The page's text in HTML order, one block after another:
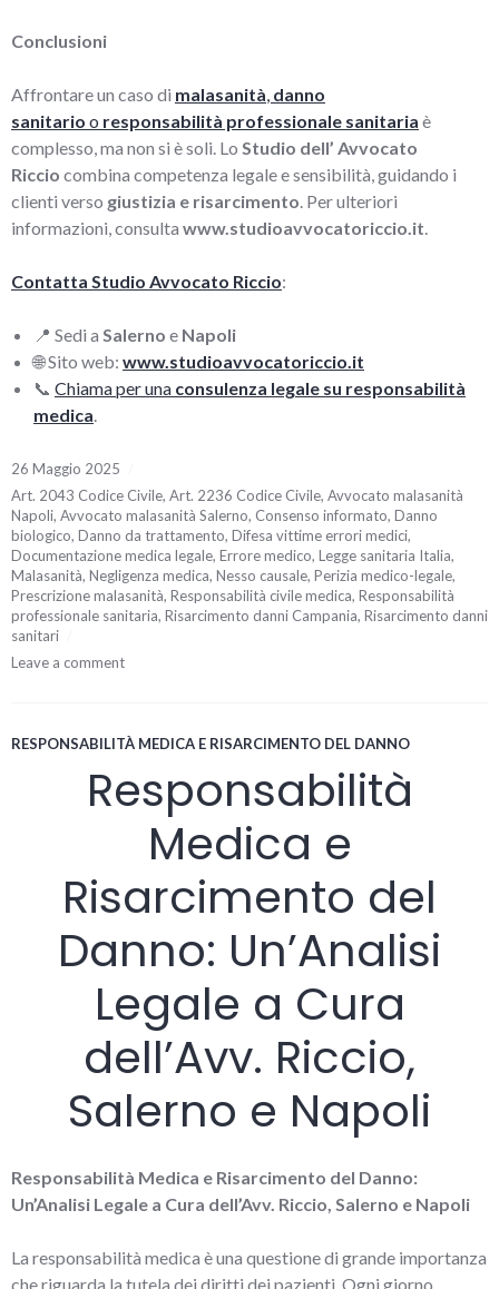
Conclusioni
Affrontare un caso di malasanità, danno
sanitario o responsabilità professionale sanitaria è
complesso, ma non si è soli. Lo Studio dell’ Avvocato
Riccio combina competenza legale e sensibilità, guidando i
clienti verso giustizia e risarcimento. Per ulteriori
informazioni, consulta www.studioavvocatoriccio.it.
Contatta Studio Avvocato Riccio:
📍 Sedi a Salerno e Napoli
🌐 Sito web: www.studioavvocatoriccio.it
📞 Chiama per una consulenza legale su responsabilità
medica.
26 Maggio 2025
Art. 2043 Codice Civile, Art. 2236 Codice Civile, Avvocato malasanità
Napoli, Avvocato malasanità Salerno, Consenso informato, Danno
biologico, Danno da trattamento, Difesa vittime errori medici,
Documentazione medica legale, Errore medico, Legge sanitaria Italia,
Malasanità, Negligenza medica, Nesso causale, Perizia medico-legale,
Prescrizione malasanità, Responsabilità civile medica, Responsabilità
professionale sanitaria, Risarcimento danni Campania, Risarcimento danni
sanitari
Leave a comment
RESPONSABILITÀ MEDICA E RISARCIMENTO DEL DANNO
Responsabilità
Medica e
Risarcimento del
Danno: Un’Analisi
Legale a Cura
dell’Avv. Riccio,
Salerno e Napoli
Responsabilità Medica e Risarcimento del Danno:
Un’Analisi Legale a Cura dell’Avv. Riccio, Salerno e Napoli
La responsabilità medica è una questione di grande importanza
che riguarda la tutela dei diritti dei pazienti. Ogni giorno,